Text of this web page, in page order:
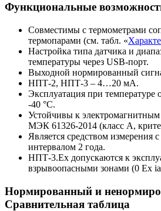
Функциональные
Совместимы с термометрами
термопарами (см. табл. «
Настройка типа датчика и
температуры через USB-порт.
Выходной нормированный
НПТ-2, НПТ-3 – 4…20 мА.
Эксплуатация при
-40 °С.
Устойчивы к
МЭК 61326-2014 (класс А,
Является средством измерения
интервалом 2 года.
НПТ-3.Ех допускаются к
взрывоопасными зонами (0 Ex
Нормированный и
Сравнительная таблица